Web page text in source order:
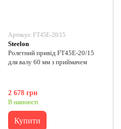
Артикул: FT45E-20/15
Steelon
Ролетний привід FT45E-20/15
для валу 60 мм з приймачем
2 678 грн
В наявності
Купити